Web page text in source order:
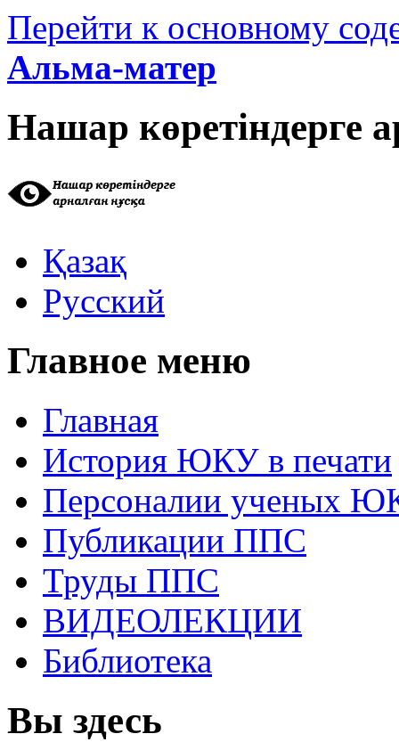
Перейти к основному
Альма-матер
Нашар көретіндерге
Қазақ
Русский
Главное меню
Главная
История ЮКУ в печати
Персоналии ученых
Публикации ППС
Труды ППС
ВИДЕОЛЕКЦИИ
Библиотека
Вы здесь